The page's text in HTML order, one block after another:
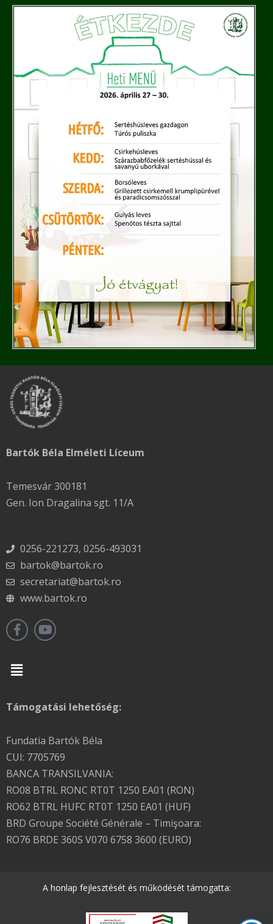
Bartók Béla Elméleti Líceum
Temesvár 300181
Gen. Ion Dragalina sgt. 11/A
0256-221273, 0256-493031
bartok@bartok.ro
secretariat@bartok.ro
www.bartok.ro
Menu
Támogatási lehetőség:
Fundatia Bartók Béla
CUI: 7705769
BANCA TRANSILVANIA:
RO08 BTRL RONC RT0T 1250 EA01 (RON)
RO62 BTRL HUFC RT0T 1250 EA01 (HUF)
BRD Groupe Société Générale – Timişoara:
RO76 BRDE 360S V070 6758 3600 (EURO)
A honlap fejlesztését és működését támogatta: